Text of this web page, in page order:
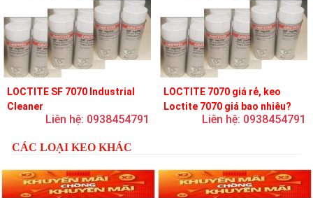
LOCTITE SF 7070 Industrial
Cleaner
Liên hệ: 0938454791
LOCTITE 7070 giá rẻ, keo
Loctite 7070 giá bao nhiêu?
Liên hệ: 0938454791
CÁC LOẠI KEO KHÁC